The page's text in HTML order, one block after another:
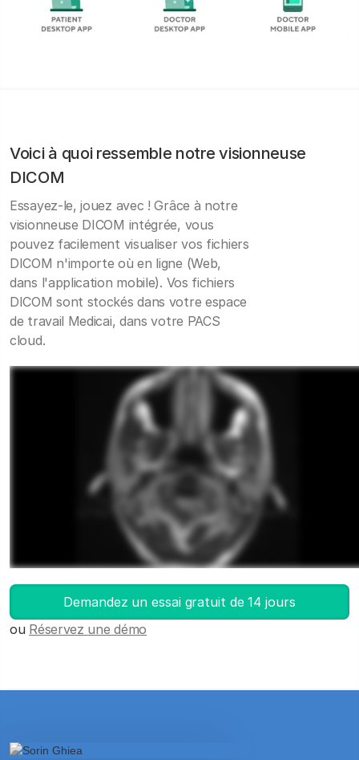
Voici à quoi ressemble notre visionneuse
DICOM
Essayez-le, jouez avec ! Grâce à notre
visionneuse DICOM intégrée, vous
pouvez facilement visualiser vos fichiers
DICOM n'importe où en ligne (Web,
dans l'application mobile). Vos fichiers
DICOM sont stockés dans votre espace
de travail Medicai, dans votre PACS
cloud.
Demandez un essai gratuit de 14 jours
ou Réservez une démo